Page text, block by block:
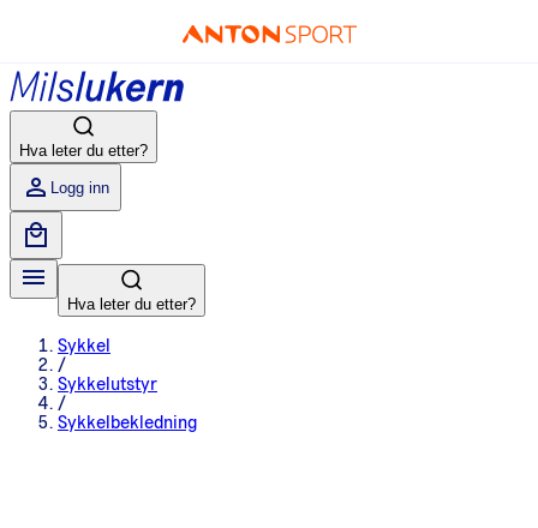
Hva leter du etter?
Logg inn
Hva leter du etter?
Sykkel
/
Sykkelutstyr
/
Sykkelbekledning